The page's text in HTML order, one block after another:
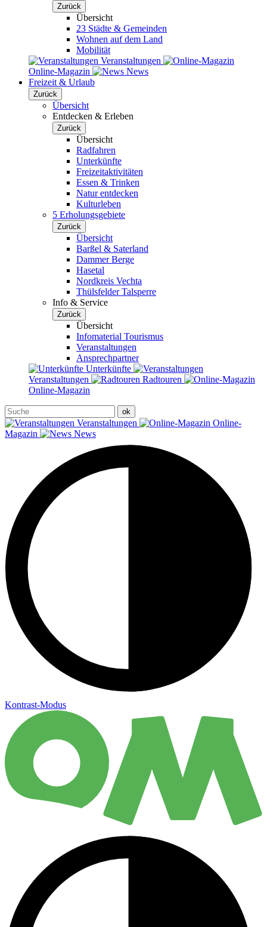
Zurück
Übersicht
23 Städte & Gemeinden
Wohnen auf dem Land
Mobilität
Veranstaltungen
Online-Magazin
News
Freizeit & Urlaub
Zurück
Übersicht
Entdecken & Erleben
Zurück
Übersicht
Radfahren
Unterkünfte
Freizeitaktivitäten
Essen & Trinken
Natur entdecken
Kulturleben
5 Erholungsgebiete
Zurück
Übersicht
Barßel & Saterland
Dammer Berge
Hasetal
Nordkreis Vechta
Thülsfelder Talsperre
Info & Service
Zurück
Übersicht
Infomaterial Tourismus
Veranstaltungen
Ansprechpartner
Unterkünfte
Veranstaltungen
Radtouren
Online-Magazin
Veranstaltungen
Online-
Magazin
News
Kontrast-Modus